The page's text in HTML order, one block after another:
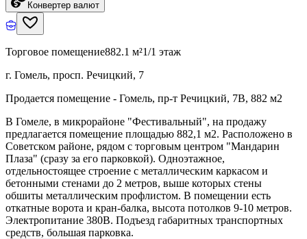
Конвертер валют
Торговое помещение882.1 м²1/1 этаж
г. Гомель, просп. Речицкий, 7
Продается помещение - Гомель, пр-т Речицкий, 7В, 882 м2
В Гомеле, в микрорайоне "Фестивальный", на продажу
предлагается помещение площадью 882,1 м2. Расположено в
Советском районе, рядом с торговым центром "Мандарин
Плаза" (сразу за его парковкой). Одноэтажное,
отдельностоящее строение с металлическим каркасом и
бетонными стенами до 2 метров, выше которых стены
обшиты металлическим профлистом. В помещении есть
откатные ворота и кран-балка, высота потолков 9-10 метров.
Электропитание 380В. Подъезд габаритных транспортных
средств, большая парковка.